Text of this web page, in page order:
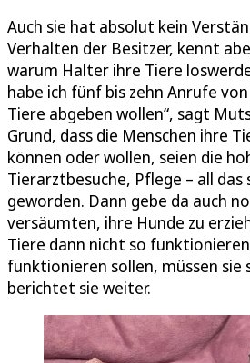
Auch sie hat absolut kein
Verhalten der Besitzer, kennt
warum Halter ihre Tiere
habe ich fünf bis zehn Anrufe
Tiere abgeben wollen“, sagt
Grund, dass die Menschen ihre
können oder wollen, seien die
Tierarztbesuche, Pflege – all
geworden. Dann gebe da auch
versäumten, ihre Hunde zu
Tiere dann nicht so
funktionieren sollen, müssen sie
berichtet sie weiter.